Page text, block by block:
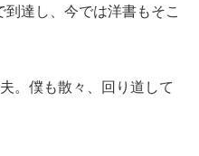
達し、今では洋書もそこ
。僕も散々、回り道して